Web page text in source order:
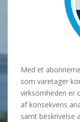
Med et
som varetager
virksomheden er
af konsekvens
samt beskrivelse